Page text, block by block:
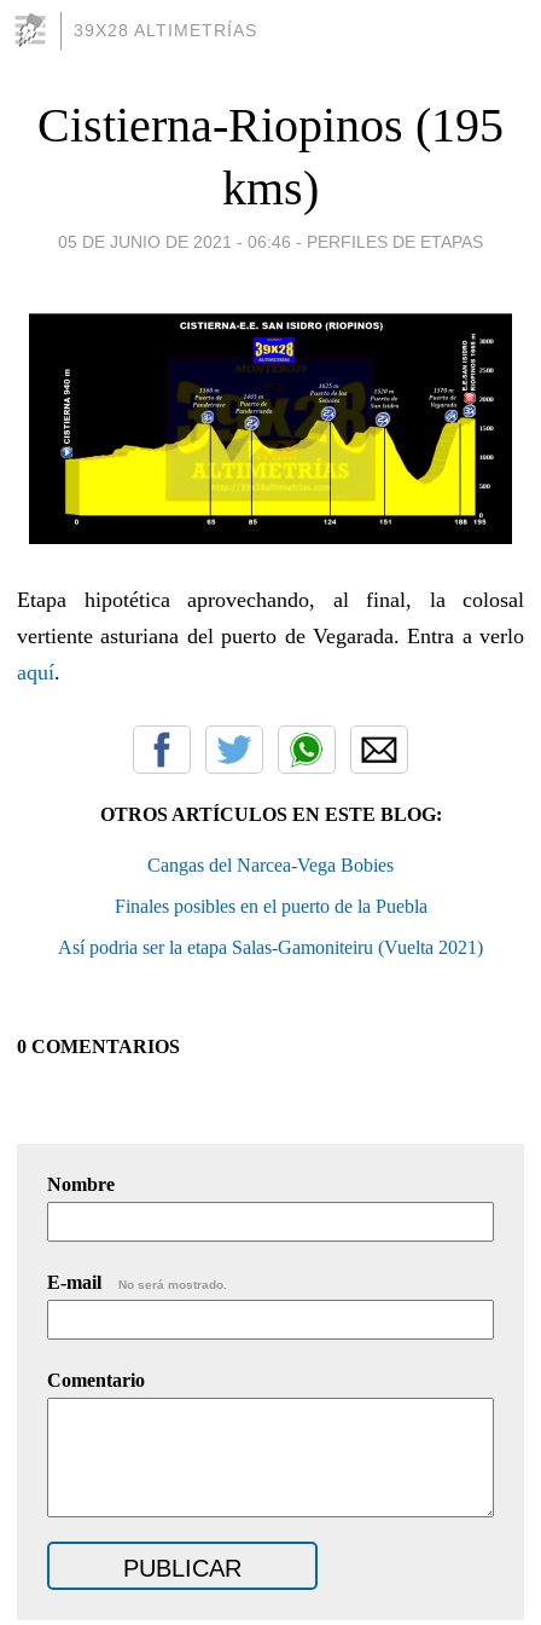
39X28 ALTIMETRÍAS
Cistierna-Riopinos (195
kms)
05 DE JUNIO DE 2021 - 06:46 - PERFILES DE ETAPAS
Etapa hipotética aprovechando, al final, la colosal
vertiente asturiana del puerto de Vegarada. Entra a verlo
aquí.
OTROS ARTÍCULOS EN ESTE BLOG:
Cangas del Narcea-Vega Bobies
Finales posibles en el puerto de la Puebla
Así podria ser la etapa Salas-Gamoniteiru (Vuelta 2021)
0 COMENTARIOS
Nombre
E-mail No será mostrado.
Comentario